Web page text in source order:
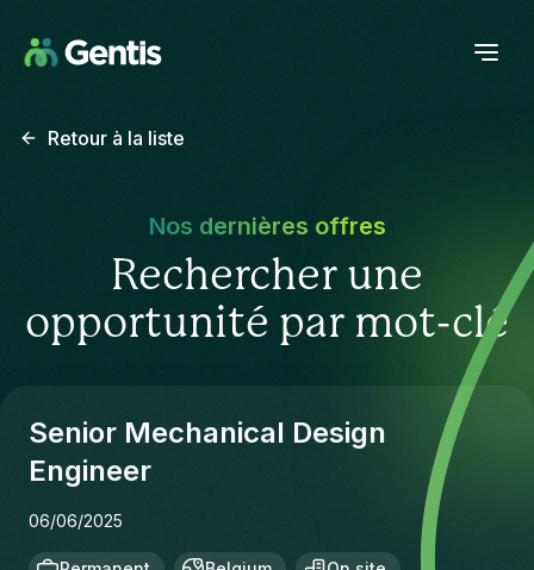
Retour à la liste
Nos dernières offres
Rechercher une
opportunité par mot-clé
Senior Mechanical Design
Engineer
06/06/2025